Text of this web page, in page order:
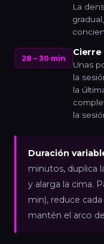
La
28 – 30 min
Cierre
Unas
la
la
la
Duración
minutos, duplica
y alarga la cima.
min), reduce
mantén el arco